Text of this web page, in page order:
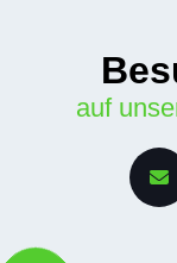
auf